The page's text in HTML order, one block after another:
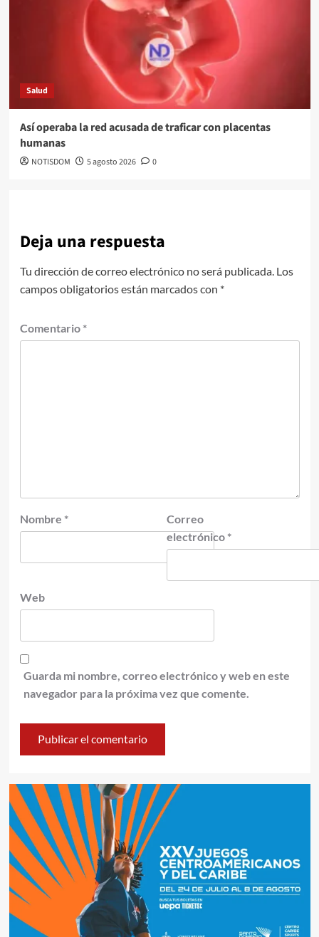
Salud
Así operaba la red acusada de traficar con placentas
humanas
NOTISDOM 5 agosto 2026 0
Deja una respuesta
Tu dirección de correo electrónico no será publicada. Los
campos obligatorios están marcados con *
Comentario *
Nombre *
Correo
electrónico *
Web
Guarda mi nombre, correo electrónico y web en este
navegador para la próxima vez que comente.